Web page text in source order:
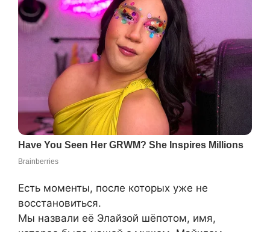
Есть моменты, после которых уже не
восстановиться.
Мы назвали её Элайзой шёпотом, имя,